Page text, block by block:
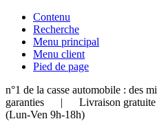
Contenu
Recherche
Menu principal
Menu client
Pied de page
n°1 de la casse automobile : des
garanties | Livraison
(Lun-Ven 9h-18h)